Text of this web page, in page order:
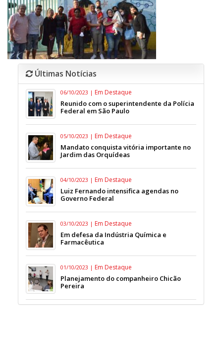
Últimas Notícias
06/10/2023 | Em Destaque
Reunido com o superintendente da Polícia
Federal em São Paulo
05/10/2023 | Em Destaque
Mandato conquista vitória importante no
Jardim das Orquídeas
04/10/2023 | Em Destaque
Luiz Fernando intensifica agendas no
Governo Federal
03/10/2023 | Em Destaque
Em defesa da Indústria Química e
Farmacêutica
01/10/2023 | Em Destaque
Planejamento do companheiro Chicão
Pereira